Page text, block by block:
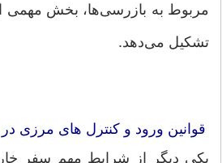
مربوط به بازرسی‌ها، بخش مهمی
تشکیل می‌دهد.
قوانین ورود و کنترل ‌های مرزی
یکی دیگر از شرایط مهم سفر